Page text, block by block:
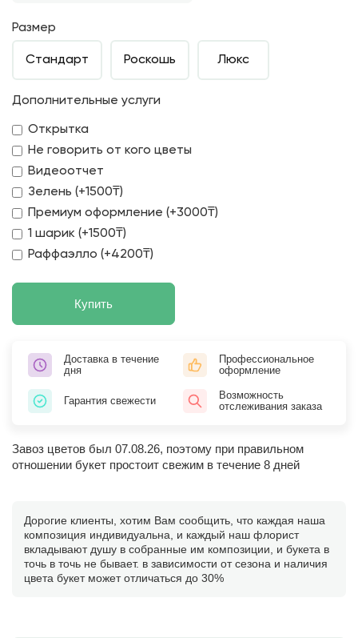
Размер
Стандарт Роскошь Люкс
Дополнительные услуги
Открытка
Не говорить от кого цветы
Видеоотчет
Зелень (+1500₸)
Премиум оформление (+3000₸)
1 шарик (+1500₸)
Раффаэлло (+4200₸)
Купить
Доставка в течение
дня
Профессиональное
оформление
Гарантия свежести
Возможность
отслеживания заказа
Завоз цветов был 07.08.26, поэтому при правильном
отношении букет простоит свежим в течение 8 дней
Дорогие клиенты, хотим Вам сообщить, что каждая наша
композиция индивидуальна, и каждый наш флорист
вкладывают душу в собранные им композиции, и букета в
точь в точь не бывает. в зависимости от сезона и наличия
цвета букет может отличаться до 30%